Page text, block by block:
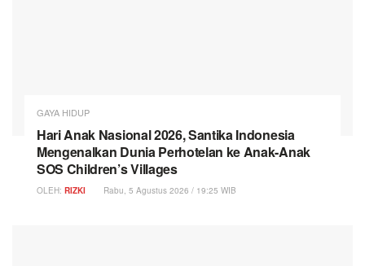
GAYA HIDUP
Hari Anak Nasional 2026, Santika Indonesia
Mengenalkan Dunia Perhotelan ke Anak-Anak
SOS Children’s Villages
OLEH: RIZKI Rabu, 5 Agustus 2026 / 19:25 WIB